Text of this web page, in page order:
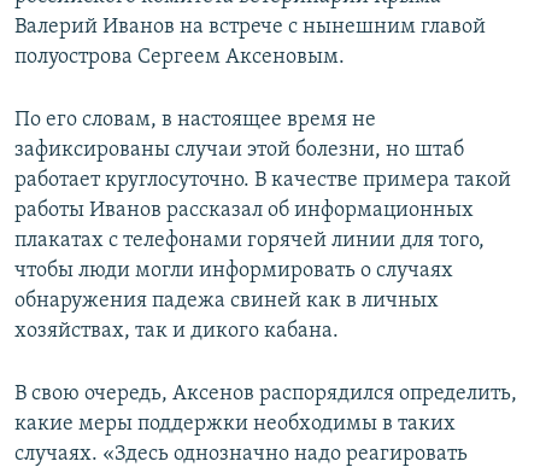
ТЕЛЕПРОЕКТ КРЫМ.РЕАЛИИ
СОВЕТЫ ПРАВОЗАЩИТНИКОВ
ПОБЕДИТЕЛЕЙ НЕ СУДЯТ?
КРЫМ.НЕПОКОРЕННЫЙ
ELIFBE
УКРАИНСКАЯ ПРОБЛЕМА КРЫМА
Українською
ПРИСОЕДИНЯЙТЕСЬ!
Все сайты RFE/RL
Валерий Иванов на встрече с нынешним главой
полуострова Сергеем Аксеновым.
По его словам, в настоящее время не
зафиксированы случаи этой болезни, но штаб
работает круглосуточно. В качестве примера такой
работы Иванов рассказал об информационных
плакатах с телефонами горячей линии для того,
чтобы люди могли информировать о случаях
обнаружения падежа свиней как в личных
хозяйствах, так и дикого кабана.
В свою очередь, Аксенов распорядился определить,
какие меры поддержки необходимы в таких
случаях. «Здесь однозначно надо реагировать